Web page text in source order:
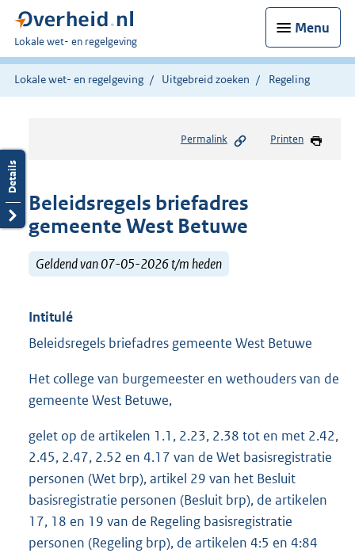
Menu
U
bent
hier:
Lokale wet- en regelgeving
Lokale wet- en regelgeving Uitgebreid zoeken Regeling
Permalink Printen
Beleidsregels briefadres
gemeente West Betuwe
Geldend van 07-05-2026 t/m heden
Intitulé
Beleidsregels briefadres gemeente West Betuwe
Het college van burgemeester en wethouders van de
gemeente West Betuwe,
gelet op de artikelen 1.1, 2.23, 2.38 tot en met 2.42,
2.45, 2.47, 2.52 en 4.17 van de Wet basisregistratie
personen (Wet brp), artikel 29 van het Besluit
basisregistratie personen (Besluit brp), de artikelen
17, 18 en 19 van de Regeling basisregistratie
personen (Regeling brp), de artikelen 4:5 en 4:84